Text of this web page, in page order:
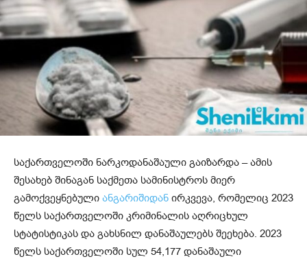
საქართველოში ნარკოდანაშაული გაიზარდა – ამის
შესახებ შინაგან საქმეთა სამინისტროს მიერ
გამოქვეყნებული ანგარიშიდან ირკვევა, რომელიც 2023
წელს საქართველოში კრიმინალის აღრიცხულ
სტატისტიკას და გახსნილ დანაშაულებს შეეხება. 2023
წელს საქართველოში სულ 54,177 დანაშაული